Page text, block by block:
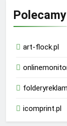
Polecamy
art-flock.pl
icomprint.pl